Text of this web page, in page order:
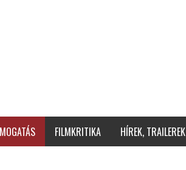
FILMKRITIKA HÍREK, TRAILEREK